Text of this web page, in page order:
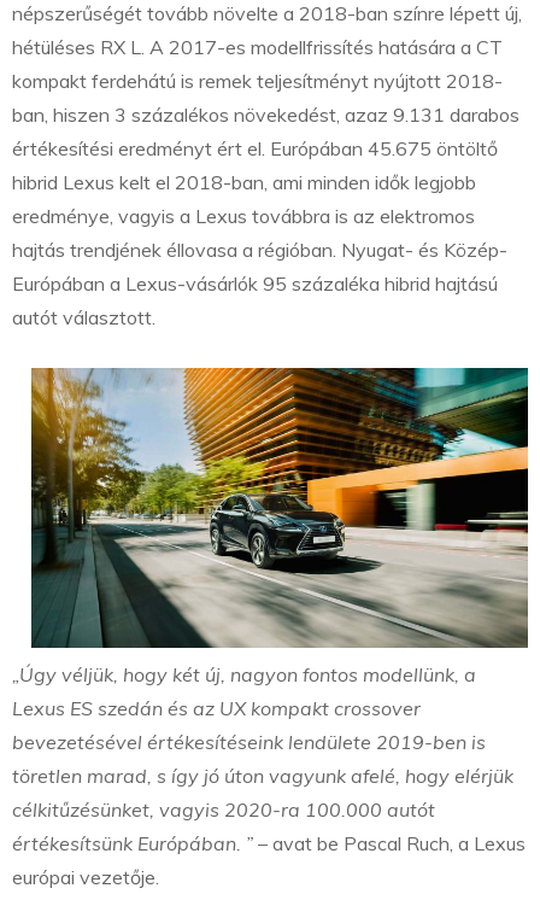
népszerűségét tovább növelte a 2018-ban színre lépett új,
hétüléses RX L. A 2017-es modellfrissítés hatására a CT
kompakt ferdehátú is remek teljesítményt nyújtott 2018-
ban, hiszen 3 százalékos növekedést, azaz 9.131 darabos
értékesítési eredményt ért el. Európában 45.675 öntöltő
hibrid Lexus kelt el 2018-ban, ami minden idők legjobb
eredménye, vagyis a Lexus továbbra is az elektromos
hajtás trendjének éllovasa a régióban. Nyugat- és Közép-
Európában a Lexus-vásárlók 95 százaléka hibrid hajtású
autót választott.
„Úgy véljük, hogy két új, nagyon fontos modellünk, a
Lexus ES szedán és az UX kompakt crossover
bevezetésével értékesítéseink lendülete 2019-ben is
töretlen marad, s így jó úton vagyunk afelé, hogy elérjük
célkitűzésünket, vagyis 2020-ra 100.000 autót
értékesítsünk Európában. ” – avat be Pascal Ruch, a Lexus
európai vezetője.